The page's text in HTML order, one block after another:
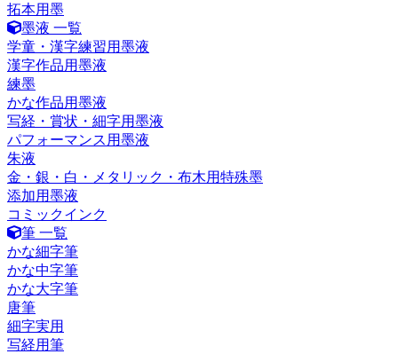
拓本用墨
墨液 一覧
学童・漢字練習用墨液
漢字作品用墨液
練墨
かな作品用墨液
写経・賞状・細字用墨液
パフォーマンス用墨液
朱液
金・銀・白・メタリック・布木用特殊墨
添加用墨液
コミックインク
筆 一覧
かな細字筆
かな中字筆
かな大字筆
唐筆
細字実用
写経用筆